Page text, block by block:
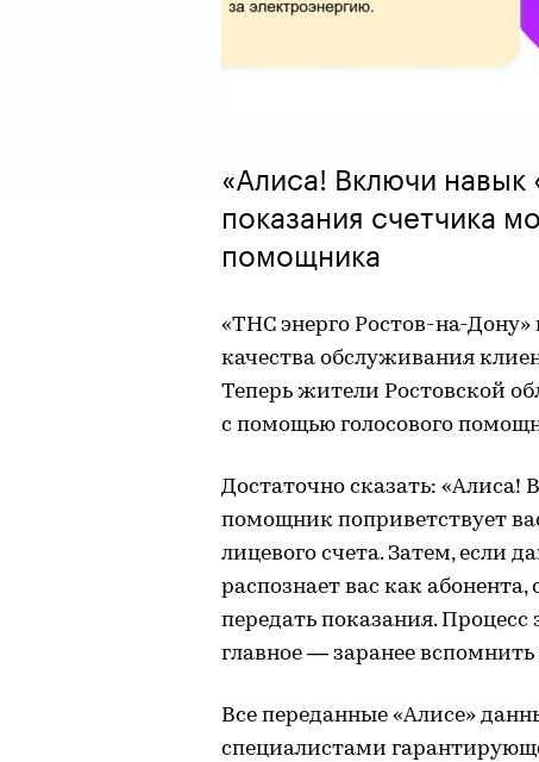
«Алиса! Включи
показания счетчика
помощника
«ТНС энерго Ростов-на-
качества обслуживания
Теперь жители Ростовской
с помощью голосового
Достаточно сказать: «Алиса!
помощник поприветствует
лицевого счета. Затем, если
распознает вас как
передать показания. Процесс
главное — заранее
Все переданные «Алисе»
специалистами